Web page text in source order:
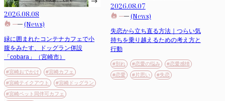
2026.08.08
(News)
緑に囲まれたコンテナカフェで小
腹をみたす、ドッグラン併設
「cobara」（宮崎市）
#宮崎おでかけ
#宮崎カフェ
#宮崎テイクアウト
#宮崎ドッグラン
#宮崎ペット同伴可カフェ
2026.08.07
(News)
失恋から立ち直る方法｜つらい気
持ちを乗り越えるための考え方と
行動
#別れ #恋愛の悩み
#恋愛感情
#恋愛
#片思い #失恋